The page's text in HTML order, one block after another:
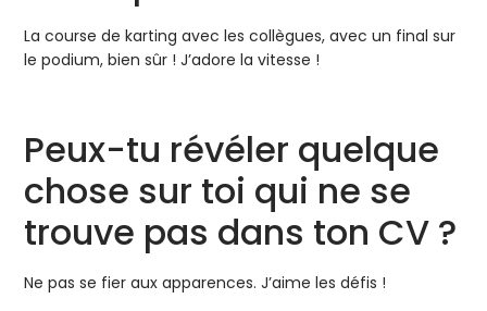
La course de karting avec les collègues, avec un final sur
le podium, bien sûr ! J’adore la vitesse !
Peux-tu révéler quelque
chose sur toi qui ne se
trouve pas dans ton CV ?
Ne pas se fier aux apparences. J’aime les défis !